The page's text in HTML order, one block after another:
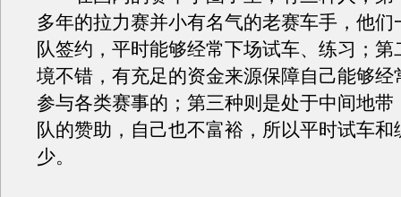
多年的拉力赛并小有名气的老赛车手，他们
队签约，平时能够经常下场试车、练习；第
境不错，有充足的资金来源保障自己能够经
参与各类赛事的；第三种则是处于中间地带
队的赞助，自己也不富裕，所以平时试车和
少。